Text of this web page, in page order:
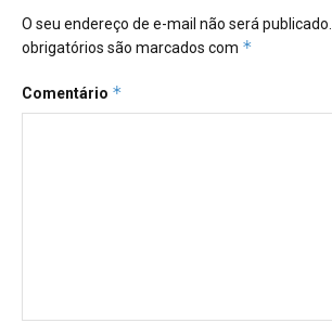
O seu endereço de e-mail não será publicado.
obrigatórios são marcados com *
Comentário *